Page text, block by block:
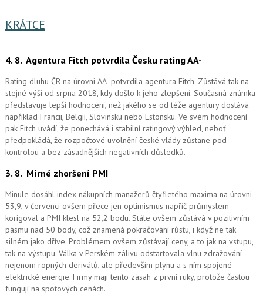
KRÁTCE
4. 8. Agentura Fitch potvrdila Česku rating AA-
Rating dluhu ČR na úrovni AA- potvrdila agentura Fitch. Zůstává tak na
stejné výši od srpna 2018, kdy došlo k jeho zlepšení. Současná známka
představuje lepší hodnocení, než jakého se od téže agentury dostává
například Francii, Belgii, Slovinsku nebo Estonsku. Ve svém hodnocení
pak Fitch uvádí, že ponechává i stabilní ratingový výhled, neboť
předpokládá, že rozpočtové uvolnění české vlády zůstane pod
kontrolou a bez zásadnějších negativních důsledků.
3. 8. Mírné zhoršení PMI
Minule dosáhl index nákupních manažerů čtyřletého maxima na úrovni
53,9, v červenci ovšem přece jen optimismus napříč průmyslem
korigoval a PMI klesl na 52,2 bodu. Stále ovšem zůstává v pozitivním
pásmu nad 50 body, což znamená pokračování růstu, i když ne tak
silném jako dříve. Problémem ovšem zůstávají ceny, a to jak na vstupu,
tak na výstupu. Válka v Perském zálivu odstartovala vlnu zdražování
nejenom ropných derivátů, ale především plynu a s ním spojené
elektrické energie. Firmy mají tento zásah z první ruky, protože častou
fungují na spotových cenách.